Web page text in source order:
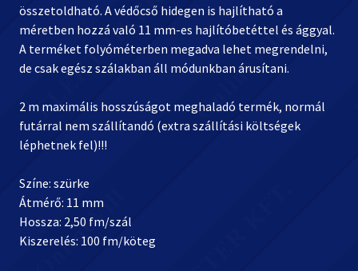
összetoldható. A védőcső hidegen is hajlítható a
méretben hozzá való 11 mm-es hajlítóbetéttel és ággyal.
A terméket folyóméterben megadva lehet megrendelni,
de csak egész szálakban áll módunkban árusítani.
2 m maximális hosszúságot meghaladó termék, normál
futárral nem szállítandó (extra szállítási költségek
léphetnek fel)!!!
Színe: szürke
Átmérő: 11 mm
Hossza: 2,50 fm/szál
Kiszerelés: 100 fm/köteg